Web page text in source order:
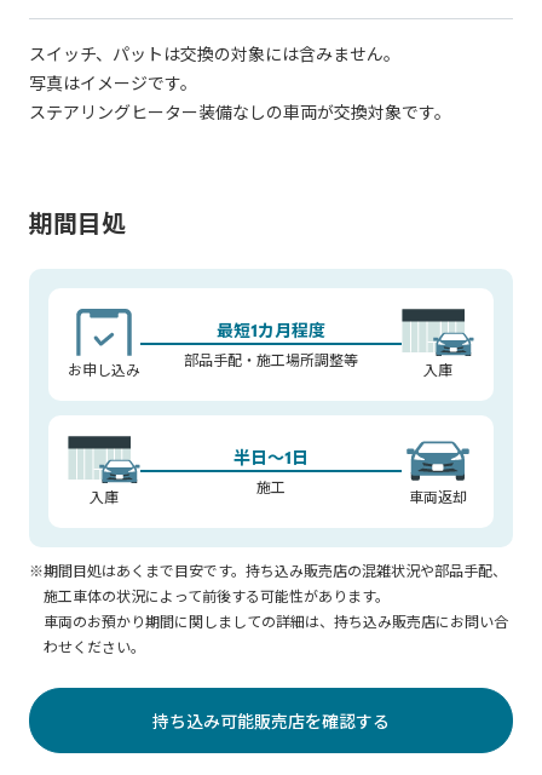
スイッチ、パットは交換の対象には含みません。
写真はイメージです。
ステアリングヒーター装備なしの車両が交換対象です。
期間目処
お申し込み
最短1カ月程度
部品手配・施工場所調整等 入庫
入庫
半日～1日
施工 車両返却
※期間目処はあくまで目安です。持ち込み販売店の混雑状況や部品手配、
施工車体の状況によって前後する可能性があります。
車両のお預かり期間に関しましての詳細は、持ち込み販売店にお問い合
わせください。
持ち込み可能販売店を確認する